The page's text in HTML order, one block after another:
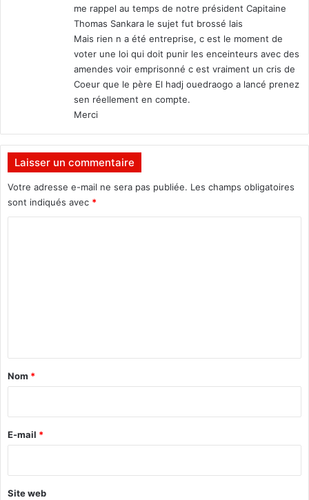
me rappel au temps de notre président Capitaine
Thomas Sankara le sujet fut brossé lais
Mais rien n a été entreprise, c est le moment de
voter une loi qui doit punir les enceinteurs avec des
amendes voir emprisonné c est vraiment un cris de
Coeur que le père El hadj ouedraogo a lancé prenez
sen réellement en compte.
Merci
Laisser un commentaire
Votre adresse e-mail ne sera pas publiée. Les champs obligatoires
sont indiqués avec *
a
e
Nom *
E-mail *
Site web